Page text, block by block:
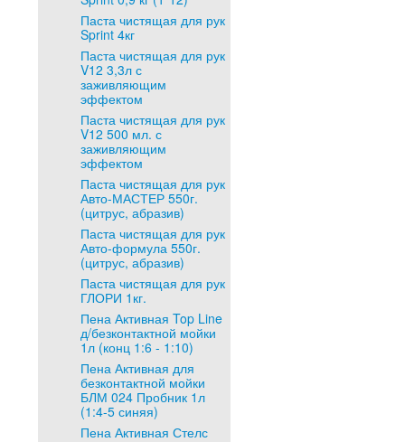
Паста чистящая для рук
Sprint 4кг
Паста чистящая для рук
V12 3,3л с
заживляющим
эффектом
Паста чистящая для рук
V12 500 мл. с
заживляющим
эффектом
Паста чистящая для рук
Авто-МАСТЕР 550г.
(цитрус, абразив)
Паста чистящая для рук
Авто-формула 550г.
(цитрус, абразив)
Паста чистящая для рук
ГЛОРИ 1кг.
Пена Активная Top Line
д/безконтактной мойки
1л (конц 1:6 - 1:10)
Пена Активная для
безконтактной мойки
БЛМ 024 Пробник 1л
(1:4-5 синяя)
Пена Активная Стелс